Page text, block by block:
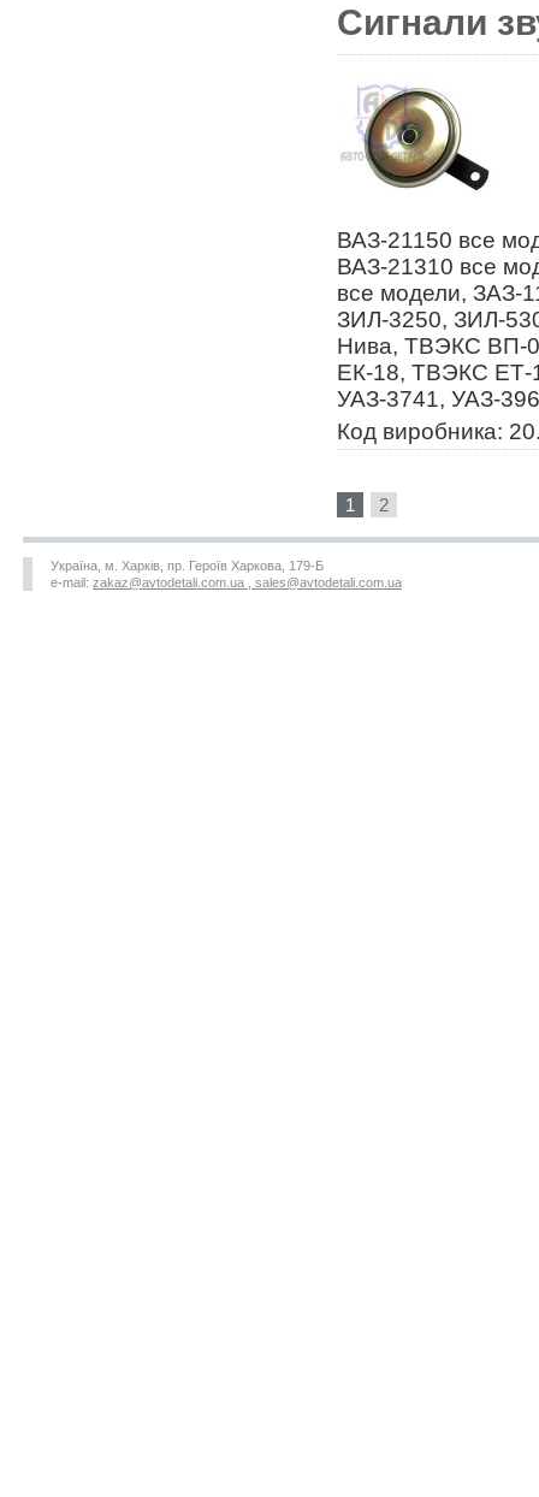
Сигнали
ВАЗ-21150 все
ВАЗ-21310 все
все модели, ЗАЗ-
ЗИЛ-3250, ЗИЛ-
Нива, ТВЭКС ВП-
ЕК-18, ТВЭКС ЕТ-
УАЗ-3741, УАЗ-
Код виробника:
1 2
Україна, м. Харків, пр. Героїв Харкова, 179-Б
e-mail: zakaz@avtodetali.com.ua , sales@avtodetali.com.ua